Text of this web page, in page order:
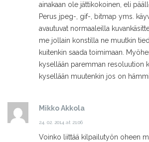
ainakaan ole jättikokoinen, eli
Perus jpeg-, gif-, bitmap yms.
avautuvat normaaleilla
me jollain konstilla ne muutkin
kuitenkin saada toimimaan.
kysellään paremman resoluution
kysellään muutenkin jos on
Mikko Akkola
24. 02. 2014 at 21:06
Voinko liittää kilpailutyön oheen